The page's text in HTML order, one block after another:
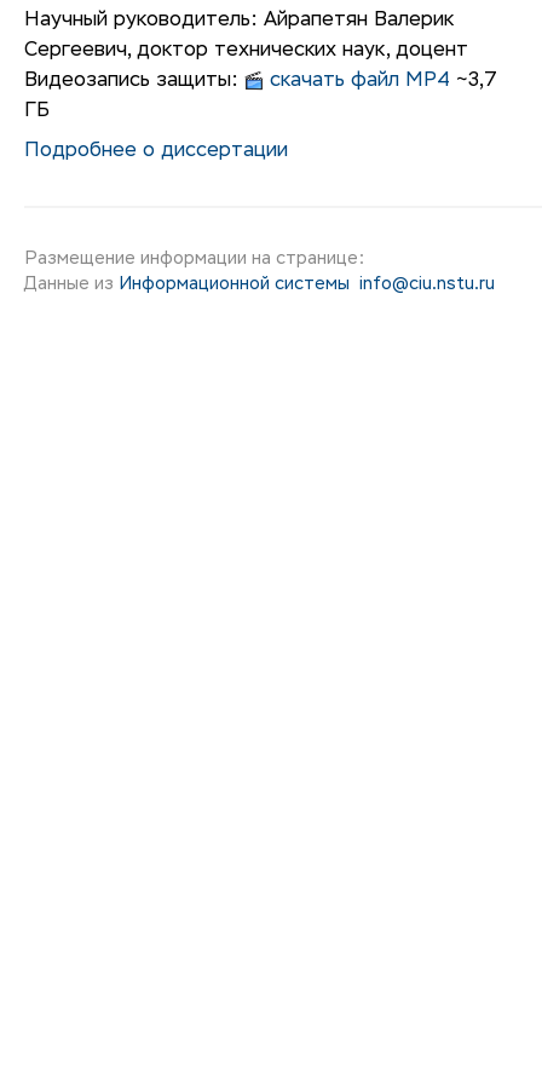
Научный руководитель: Айрапетян Валерик
Сергеевич, доктор технических наук, доцент
Видеозапись защиты:
cкачать файл MP4 ~3,7
ГБ
Подробнее о диссертации
Размещение информации на странице:
Данные из Информационной системы info@ciu.nstu.ru